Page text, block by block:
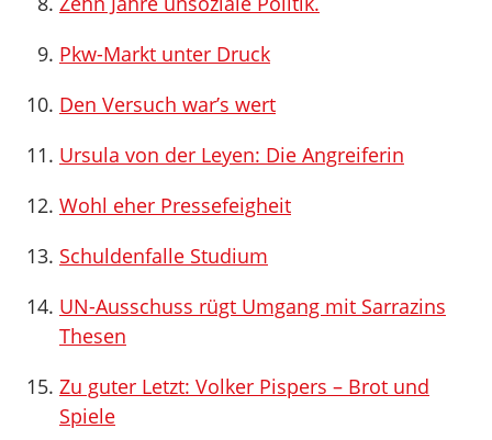
Pkw-Markt unter Druck
Den Versuch war’s wert
Ursula von der Leyen: Die Angreiferin
Wohl eher Pressefeigheit
Schuldenfalle Studium
UN-Ausschuss rügt Umgang mit Sarrazins
Thesen
Zu guter Letzt: Volker Pispers – Brot und
Spiele